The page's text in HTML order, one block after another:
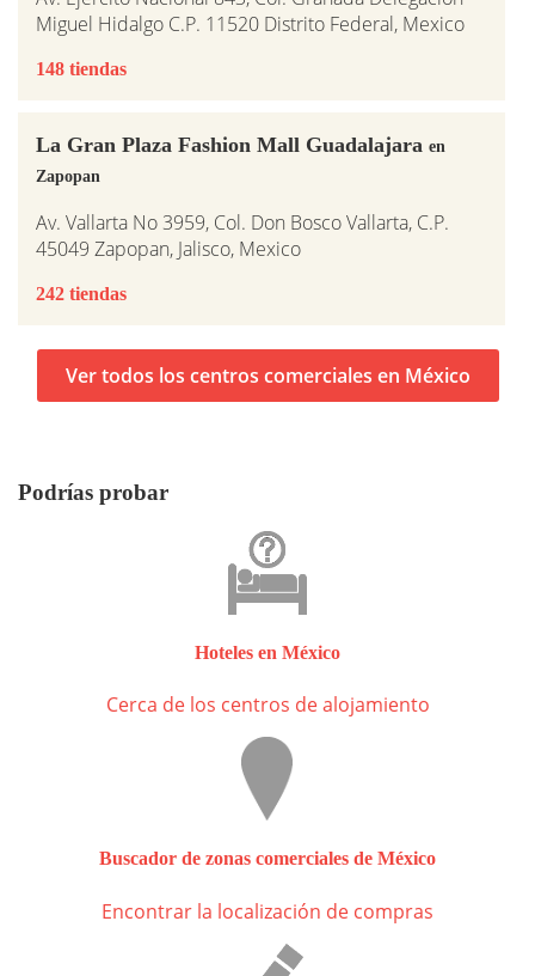
Miguel Hidalgo C.P. 11520 Distrito Federal, Mexico
148 tiendas
La Gran Plaza Fashion Mall Guadalajara en
Zapopan
Av. Vallarta No 3959, Col. Don Bosco Vallarta, C.P.
45049 Zapopan, Jalisco, Mexico
242 tiendas
Ver todos los centros comerciales en México
Podrías probar
Hoteles en México
Cerca de los centros de alojamiento
Buscador de zonas comerciales de México
Encontrar la localización de compras